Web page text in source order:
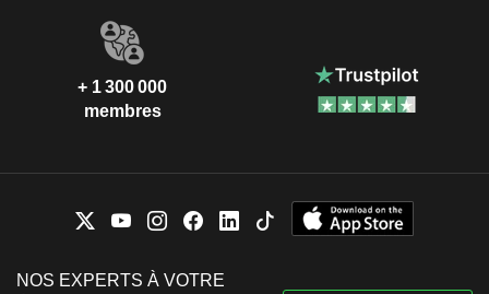
+ 1 300 000
membres
NOS EXPERTS À VOTRE